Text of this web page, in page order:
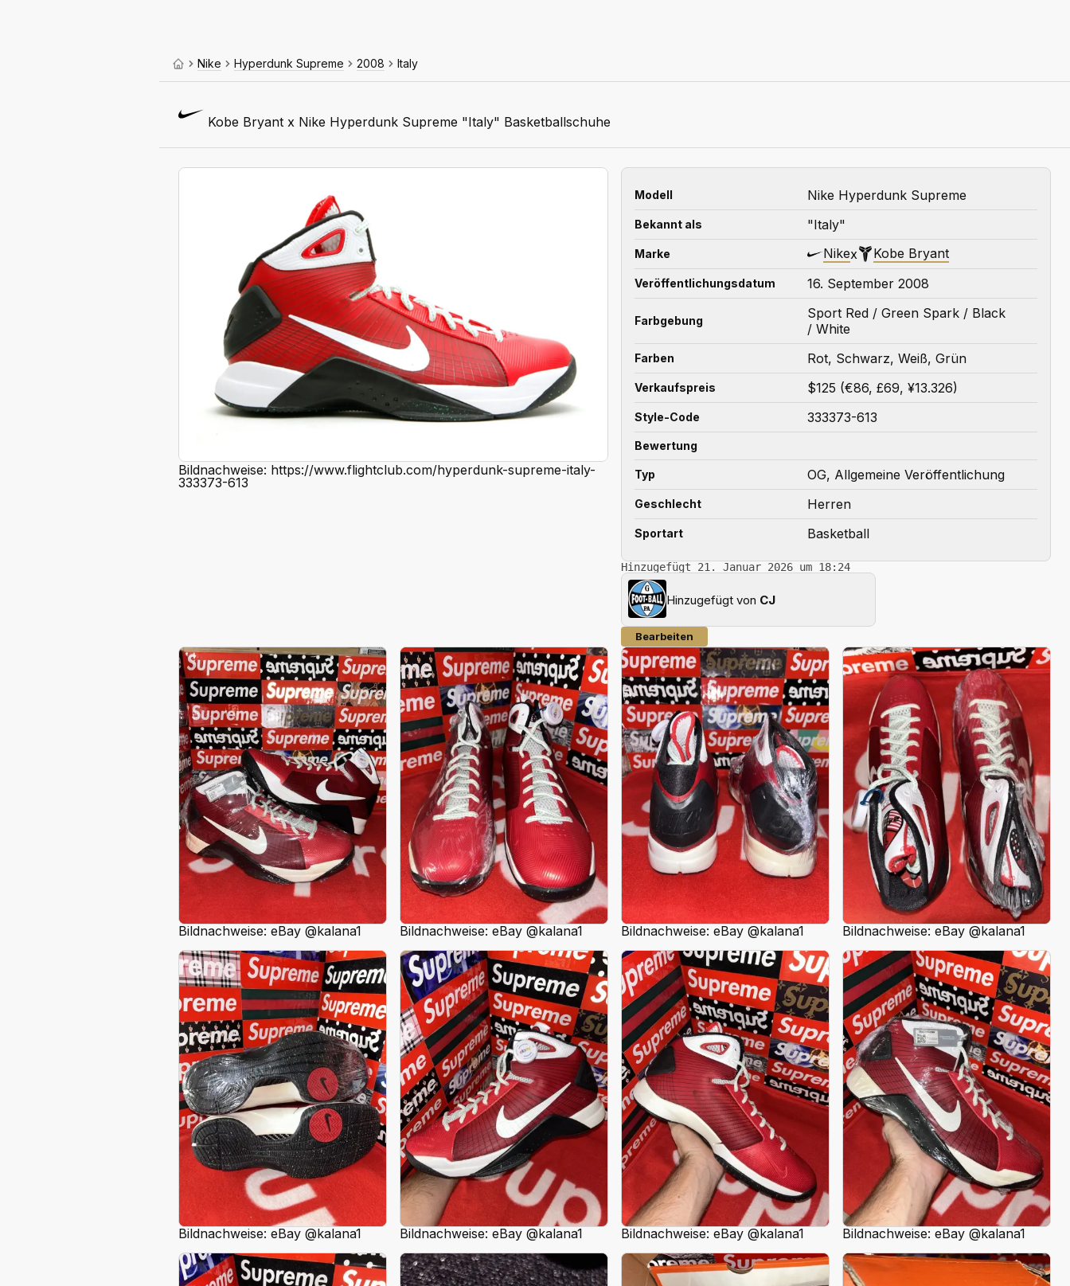
Nike Hyperdunk Supreme 2008 Italy
Kobe Bryant x Nike Hyperdunk Supreme "Italy" Basketballschuhe
Bildnachweise: https://www.flightclub.com/hyperdunk-supreme-italy-
333373-613
Modell Nike Hyperdunk Supreme
Bekannt als "Italy"
Marke Nikex Kobe Bryant
Veröffentlichungsdatum 16. September 2008
Farbgebung
Sport Red / Green Spark / Black
/ White
Farben Rot, Schwarz, Weiß, Grün
Verkaufspreis $125 (€86, £69, ¥13.326)
Style-Code 333373-613
Bewertung
Typ OG, Allgemeine Veröffentlichung
Geschlecht Herren
Sportart Basketball
Hinzugefügt 21. Januar 2026 um 18:24
Hinzugefügt von CJ
Bearbeiten
Bildnachweise: eBay @kalana1 Bildnachweise: eBay @kalana1 Bildnachweise: eBay @kalana1 Bildnachweise: eBay @kalana1
Bildnachweise: eBay @kalana1 Bildnachweise: eBay @kalana1 Bildnachweise: eBay @kalana1 Bildnachweise: eBay @kalana1